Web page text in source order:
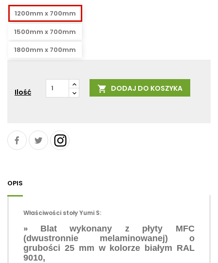
1200mm x 700mm
1500mm x 700mm
1800mm x 700mm
Ilość  DODAJ DO KOSZYKA
OPIS
Właściwości stoły Yumi S:
»
Blat wykonany z płyty MFC
(dwustronnie melaminowanej) o
grubości 25 mm w kolorze białym RAL
9010,